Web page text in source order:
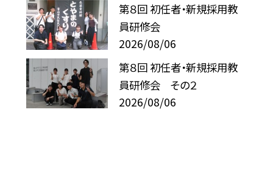
第８回 初任者・新規採用教
員研修会
2026/08/06
第８回 初任者・新規採用教
員研修会 その２
2026/08/06